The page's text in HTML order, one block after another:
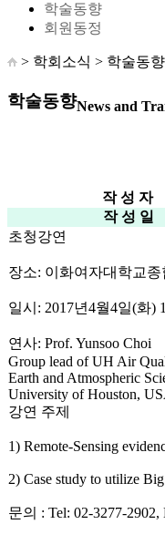
학술동향
회원동정
> 학회소식 > 학술동향
학술동향News and
작 성 자
작 성 일
초청강연
장소: 이화여자대학교
일시: 2017년4월4일(화)
연사: Prof. Yunsoo Choi
Group lead of UH Air
Earth and Atmospheric
University of Houston,
강연 주제
1) Remote-Sensing
2) Case study to utilize
문의 : Tel: 02-3277-2902,